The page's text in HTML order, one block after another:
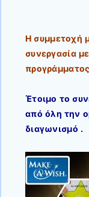
Η συμμετοχή
συνεργασία
Έτοιμο το
από όλη την
διαγωνισμό .